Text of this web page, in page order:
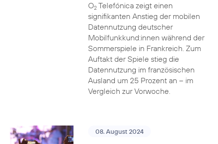
O2Telefónica zeigt einen
signifikanten Anstieg der mobilen
Datennutzung deutscher
Mobilfunkkund:innen während der
Sommerspiele in Frankreich. Zum
Auftakt der Spiele stieg die
Datennutzung im französischen
Ausland um 25 Prozent an – im
Vergleich zur Vorwoche.
08. August 2024